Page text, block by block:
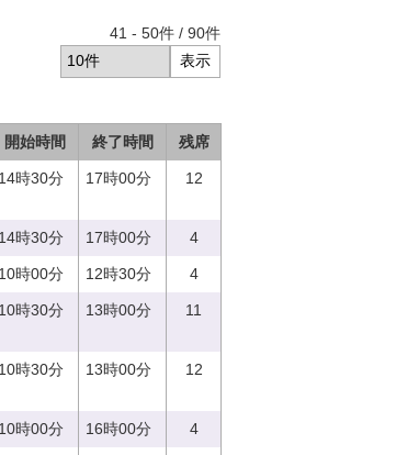
41 - 50件 / 90件
開始時間 終了時間 残席
14時30分 17時00分 12
14時30分 17時00分 4
10時00分 12時30分 4
10時30分 13時00分 11
10時30分 13時00分 12
10時00分 16時00分 4